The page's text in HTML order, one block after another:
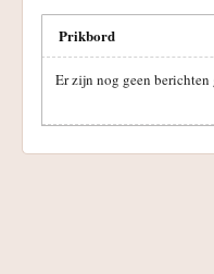
Prikbord
Er zijn nog geen